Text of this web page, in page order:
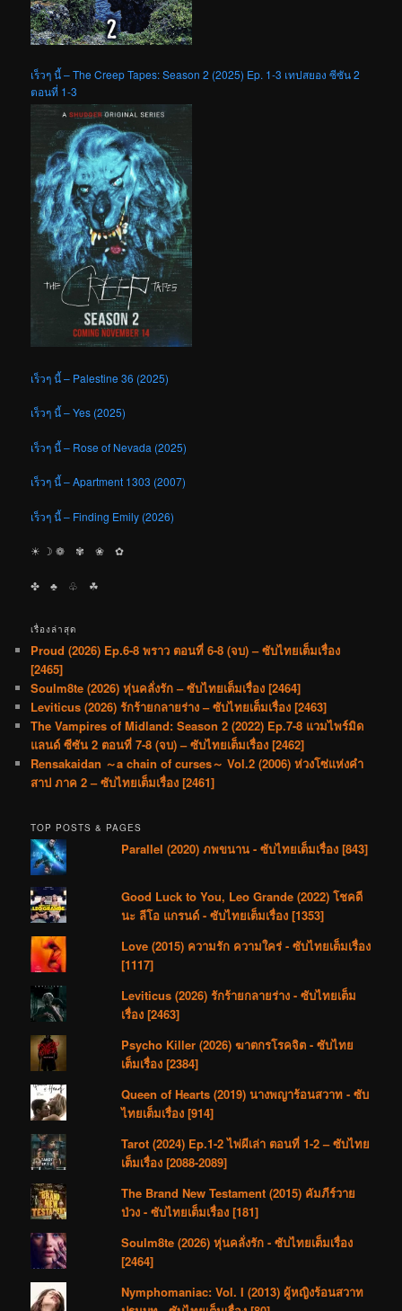
เร็วๆ นี้ – The Creep Tapes: Season 2 (2025) Ep. 1-3 เทปสยอง ซีซัน 2
ตอนที่ 1-3
เร็วๆ นี้ – Palestine 36 (2025)
เร็วๆ นี้ – Yes (2025)
เร็วๆ นี้ – Rose of Nevada (2025)
เร็วๆ นี้ – Apartment 1303 (2007)
เร็วๆ นี้ – Finding Emily (2026)
☀︎ ☽ ❁ ✾ ❀ ✿
✤ ♣︎ ♧ ☘︎
เรื่องล่าสุด
Proud (2026) Ep.6-8 พราว ตอนที่ 6-8 (จบ) – ซับไทยเต็มเรื่อง
[2465]
Soulm8te (2026) หุ่นคลั่งรัก – ซับไทยเต็มเรื่อง [2464]
Leviticus (2026) รักร้ายกลายร่าง – ซับไทยเต็มเรื่อง [2463]
The Vampires of Midland: Season 2 (2022) Ep.7-8 แวมไพร์มิด
แลนด์ ซีซัน 2 ตอนที่ 7-8 (จบ) – ซับไทยเต็มเรื่อง [2462]
Rensakaidan ～a chain of curses～ Vol.2 (2006) ห่วงโซ่แห่งคำ
สาป ภาค 2 – ซับไทยเต็มเรื่อง [2461]
TOP POSTS & PAGES
Parallel (2020) ภพขนาน - ซับไทยเต็มเรื่อง [843]
Good Luck to You, Leo Grande (2022) โชคดี
นะ ลีโอ แกรนด์ - ซับไทยเต็มเรื่อง [1353]
Love (2015) ความรัก ความใคร่ - ซับไทยเต็มเรื่อง
[1117]
Leviticus (2026) รักร้ายกลายร่าง - ซับไทยเต็ม
เรื่อง [2463]
Psycho Killer (2026) ฆาตกรโรคจิต - ซับไทย
เต็มเรื่อง [2384]
Queen of Hearts (2019) นางพญาร้อนสวาท - ซับ
ไทยเต็มเรื่อง [914]
Tarot (2024) Ep.1-2 ไพ่ผีเล่า ตอนที่ 1-2 – ซับไทย
เต็มเรื่อง [2088-2089]
The Brand New Testament (2015) คัมภีร์วาย
ป่วง - ซับไทยเต็มเรื่อง [181]
Soulm8te (2026) หุ่นคลั่งรัก - ซับไทยเต็มเรื่อง
[2464]
Nymphomaniac: Vol. I (2013) ผู้หญิงร้อนสวาท